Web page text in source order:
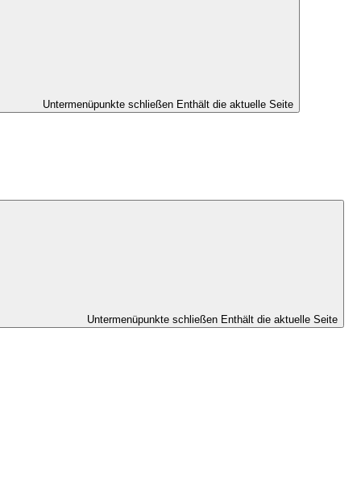
Untermenüpunkte schließen Enthält die aktuelle Seite
Untermenüpunkte schließen Enthält die aktuelle Seite